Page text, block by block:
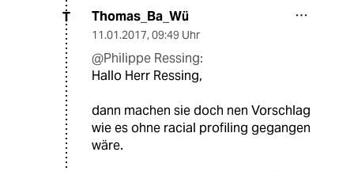
T Thomas_Ba_Wü
11.01.2017, 09:49 Uhr
@Philippe Ressing:
Hallo Herr Ressing,
dann machen sie doch nen Vorschlag
wie es ohne racial profiling gegangen
wäre.